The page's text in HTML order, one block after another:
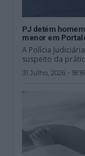
PJ detém
menor em
A Polícia
suspeito da
31 Julho, 2026 - 18:16